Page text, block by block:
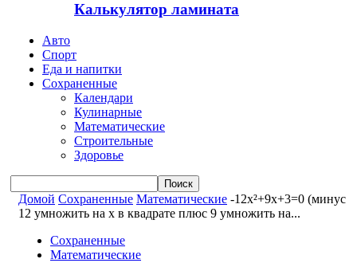
Калькулятор ламината
Авто
Спорт
Еда и напитки
Сохраненные
Календари
Кулинарные
Математические
Строительные
Здоровье
Домой Сохраненные Математические -12x²+9x+3=0 (минус
12 умножить на x в квадрате плюс 9 умножить на...
Сохраненные
Математические